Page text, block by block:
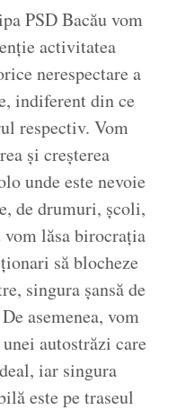
PSD Bacău vom
activitatea
nerespectare a
indiferent din ce
respectiv. Vom
și creșterea
unde este nevoie
de drumuri, școli,
lăsa birocrația
să blocheze
singura șansă de
asemenea, vom
autostrăzi care
iar singura
este pe traseul